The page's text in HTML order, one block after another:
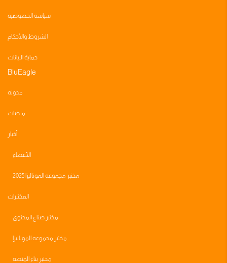
سياسة الخصوصية
الشروط والأحكام
حماية البيانات
BluEagle
مدونه
منصات
أخبار
الأعضاء
مختبر مجموعه الموناليزا 2025
المختبرات
مختبر صناع المحتوى
مختبر مجموعه الموناليزا
مختبر بناء المنصه